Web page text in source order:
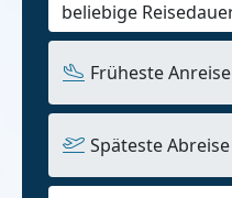
Früheste Anreise
Späteste Abreise